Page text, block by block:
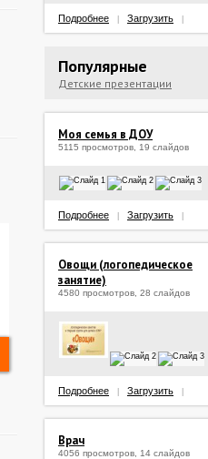
Подробнее Загрузить
Популярные
Детские презентации
Моя семья в ДОУ
5115 просмотров, 19 слайдов
Подробнее Загрузить
Овощи (логопедическое
занятие)
4580 просмотров, 28 слайдов
Подробнее Загрузить
Врач
4056 просмотров, 14 слайдов